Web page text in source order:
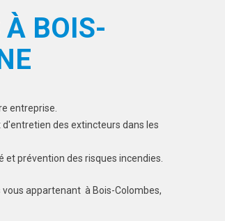
À BOIS-
entreprise.
des extincteurs dans les
prévention des risques incendies.
vous appartenant à Bois-Colombes,